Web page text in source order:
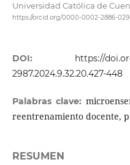
Universidad Católica de
https://orcid.org/0000-0002-2886-
DOI: https://
2987.2024.9.32.20.427-448
Palabras clave:
reentrenamiento docente,
RESUMEN